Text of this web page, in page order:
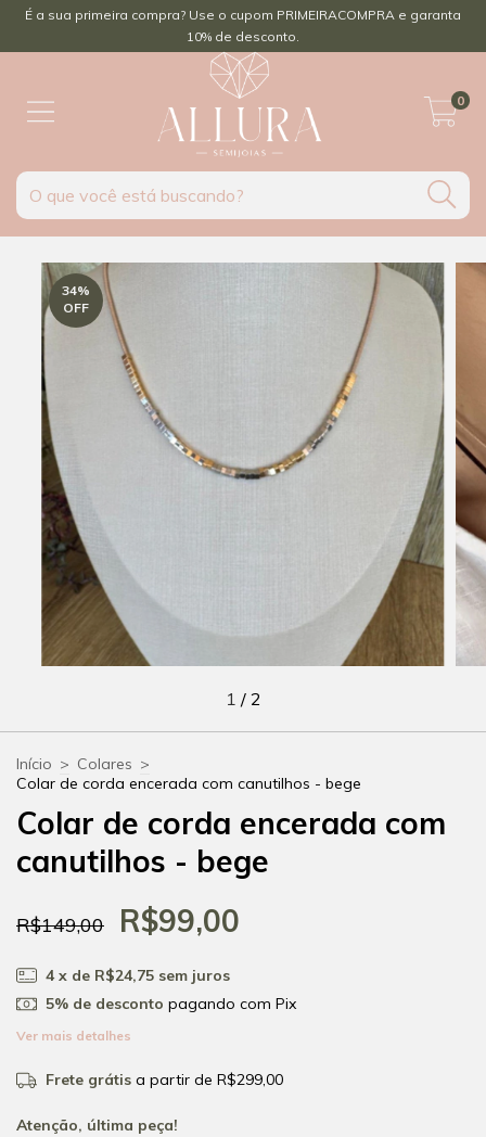
É a sua primeira compra? Use o cupom PRIMEIRACOMPRA e garanta
10% de desconto.
0
34%
OFF
1 / 2
Início > Colares >
Colar de corda encerada com canutilhos - bege
Colar de corda encerada com
canutilhos - bege
R$149,00 R$99,00
4 x de R$24,75 sem juros
5% de desconto pagando com Pix
Ver mais detalhes
Frete grátis a partir de R$299,00
Atenção, última peça!